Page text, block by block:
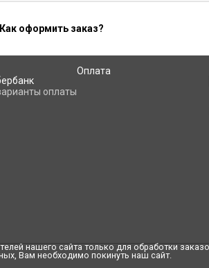
оформить заказ?
Оплата
оплаты
нашего сайта только для обработки
Вам необходимо покинуть наш сайт.